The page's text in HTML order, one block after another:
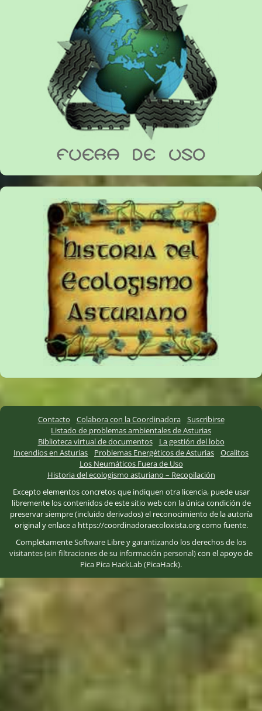
Contacto Colabora con la Coordinadora
Suscribirse
Listado de problemas ambientales de Asturias
Biblioteca virtual de documentos
La gestión del lobo
Incendios en Asturias
Problemas Energéticos de Asturias
Ocalitos
Los Neumáticos Fuera de Uso
Historia del ecologismo asturiano – Recopilación
Excepto elementos concretos que indiquen otra licencia, puede usar
libremente los contenidos de este sitio web con la única condición de
preservar siempre (incluido derivados) el reconocimiento de la autoría
original y enlace a https://coordinadoraecoloxista.org como fuente.
CompletamenteSoftware Libreygarantizando los derechos de los
visitantes (sin filtraciones de su información personal)con el apoyo de
Pica Pica HackLab (PicaHack).